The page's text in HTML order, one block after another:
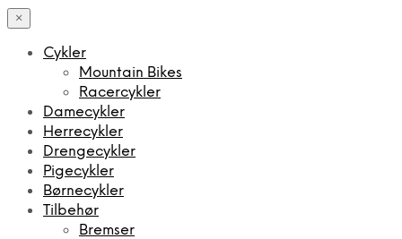
×
Cykler
Mountain Bikes
Racercykler
Damecykler
Herrecykler
Drengecykler
Pigecykler
Børnecykler
Tilbehør
Bremser